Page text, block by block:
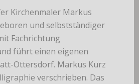
Kirchenmaler Markus
und selbstständiger
Fachrichtung
führt einen eigenen
Ottersdorf. Markus Kurz
verschrieben. Das